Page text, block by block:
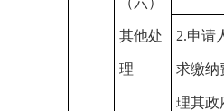
其他处
理
2.申请
求缴纳
理其政